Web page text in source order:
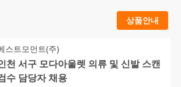
상품안내
스트모먼트(주)
천 서구 모다아울렛 의류 및 신발 스캔
수 담당자 채용